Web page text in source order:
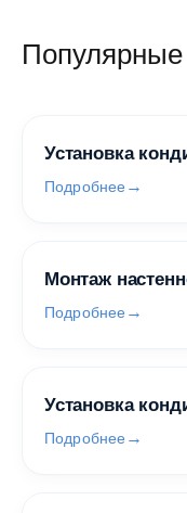
Популярные
Установка
Подробнее
Монтаж
Подробнее
Установка
Подробнее